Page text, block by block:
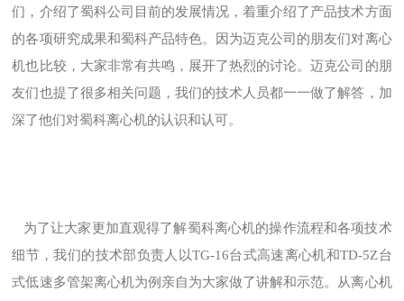
们，介绍了蜀科公司目前的发展情况，着重介绍了产品技术方面
的各项研究成果和蜀科产品特色。因为迈克公司的朋友们对离心
机也比较，大家非常有共鸣，展开了热烈的讨论。迈克公司的朋
友们也提了很多相关问题，我们的技术人员都一一做了解答，加
深了他们对蜀科离心机的认识和认可。
为了让大家更加直观得了解蜀科离心机的操作流程和各项技术
细节，我们的技术部负责人以TG-16台式高速离心机和TD-5Z台
式低速多管架离心机为例亲自为大家做了讲解和示范。从离心机